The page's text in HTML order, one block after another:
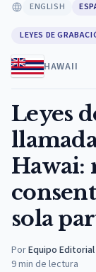
ENGLISH
LEYES DE
HAWAII
Leyes
Hawai:
sola
PorEquipo
9min de lectura